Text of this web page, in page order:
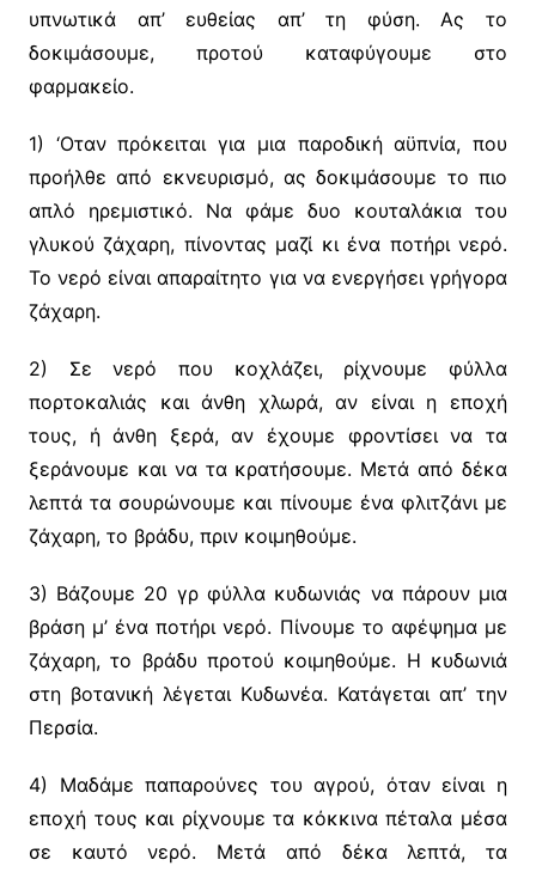
υπνωτικά απ’ ευθείας απ’ τη φύση. Ας το
δοκιμάσουμε, προτού καταφύγουμε στο
φαρμακείο.
1) ‘Οταν πρόκειται για μια παροδική αϋπνία, που
προήλθε από εκνευρισμό, ας δοκιμάσουμε το πιο
απλό ηρεμιστικό. Να φάμε δυο κουταλάκια του
γλυκού ζάχαρη, πίνοντας μαζί κι ένα ποτήρι νερό.
Το νερό είναι απαραίτητο για να ενεργήσει γρήγορα
ζάχαρη.
2) Σε νερό που κοχλάζει, ρίχνουμε φύλλα
πορτοκαλιάς και άνθη χλωρά, αν είναι η εποχή
τους, ή άνθη ξερά, αν έχουμε φροντίσει να τα
ξεράνουμε και να τα κρατήσουμε. Μετά από δέκα
λεπτά τα σουρώνουμε και πίνουμε ένα φλιτζάνι με
ζάχαρη, το βράδυ, πριν κοιμηθούμε.
3) Βάζουμε 20 γρ φύλλα κυδωνιάς να πάρουν μια
βράση μ’ ένα ποτήρι νερό. Πίνουμε το αφέψημα με
ζάχαρη, το βράδυ προτού κοιμηθούμε. Η κυδωνιά
στη βοτανική λέγεται Κυδωνέα. Κατάγεται απ’ την
Περσία.
4) Μαδάμε παπαρούνες του αγρού, όταν είναι η
εποχή τους και ρίχνουμε τα κόκκινα πέταλα μέσα
σε καυτό νερό. Μετά από δέκα λεπτά, τα